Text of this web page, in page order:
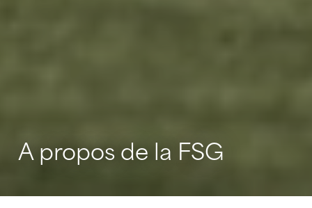
A propos de la FSG